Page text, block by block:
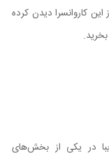
کاروانسرا دیدن کرده
در یکی از بخش‌های